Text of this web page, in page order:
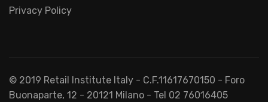
Privacy Policy
© 2019 Retail Institute Italy - C.F.11617670150 - Foro
Buonaparte, 12 - 20121 Milano - Tel 02 76016405